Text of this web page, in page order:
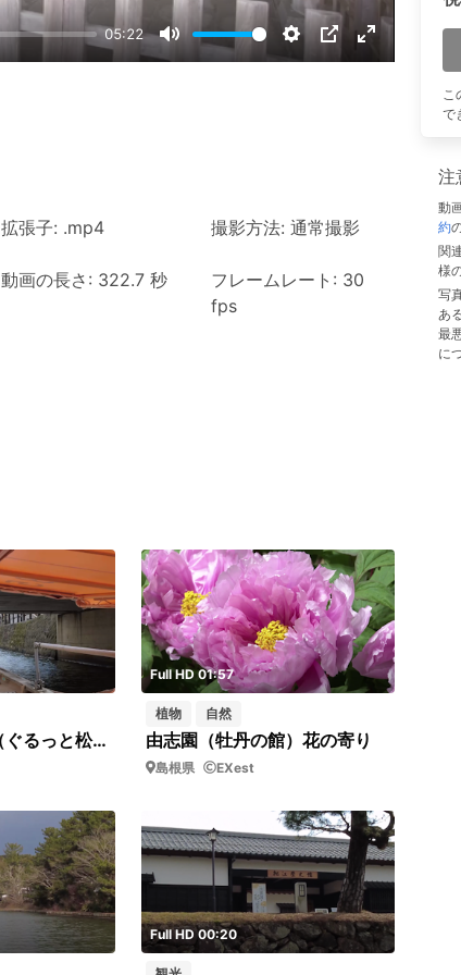
05:22
Mute Settings
PIP Enter
fullscreen
拡張子: .mp4 撮影方法: 通常撮影
動画の長さ: 322.7 秒
フレームレート: 30
fps
松江堀川遊覧船（ぐるっと松江堀川めぐり）_08_短02
Full HD 01:57
植物 自然
由志園（牡丹の館）花の寄り
島根県 EXest
Full HD 00:20
こ
で
注
動
約
関
様
写
あ
最
に